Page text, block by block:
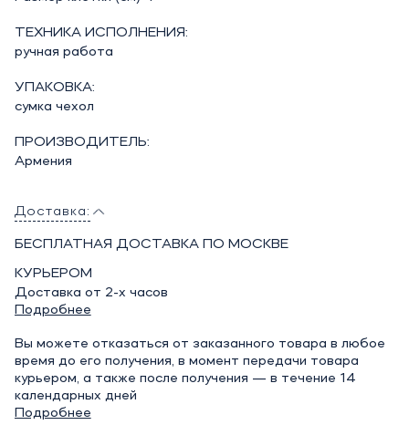
ТЕХНИКА ИСПОЛНЕНИЯ:
ручная работа
УПАКОВКА:
сумка чехол
ПРОИЗВОДИТЕЛЬ:
Армения
Доставка:
БЕСПЛАТНАЯ ДОСТАВКА ПО МОСКВЕ
КУРЬЕРОМ
Доставка от 2-х часов
Подробнее
Вы можете отказаться от заказанного товара в любое
время до его получения, в момент передачи товара
курьером, а также после получения — в течение 14
календарных дней
Подробнее